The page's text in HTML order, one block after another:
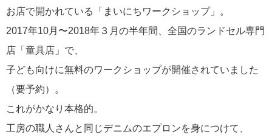
お店で開かれている「まいにちワークショップ」。
2017年10月〜2018年３月の半年間、全国のランドセル専門
店「童具店」で、
子ども向けに無料のワークショップが開催されていました
（要予約）。
これがかなり本格的。
工房の職人さんと同じデニムのエプロンを身につけて、